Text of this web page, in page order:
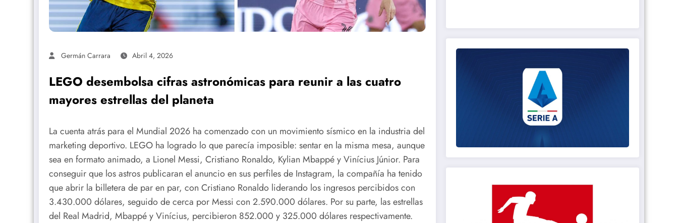
Germán Carrara Abril 4, 2026
LEGO desembolsa cifras astronómicas para reunir a las cuatro
mayores estrellas del planeta
La cuenta atrás para el Mundial 2026 ha comenzado con un movimiento sísmico en la industria del
marketing deportivo. LEGO ha logrado lo que parecía imposible: sentar en la misma mesa, aunque
sea en formato animado, a Lionel Messi, Cristiano Ronaldo, Kylian Mbappé y Vinícius Júnior. Para
conseguir que los astros publicaran el anuncio en sus perfiles de Instagram, la compañía ha tenido
que abrir la billetera de par en par, con Cristiano Ronaldo liderando los ingresos percibidos con
3.430.000 dólares, seguido de cerca por Messi con 2.590.000 dólares. Por su parte, las estrellas
del Real Madrid, Mbappé y Vinícius, percibieron 852.000 y 325.000 dólares respectivamente.